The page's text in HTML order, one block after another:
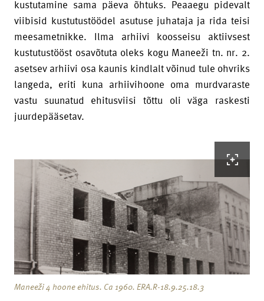
kustutamine sama päeva õhtuks. Peaaegu pidevalt
viibisid kustutustöödel asutuse juhataja ja rida teisi
meesametnikke. Ilma arhiivi koosseisu aktiivsest
kustutustööst osavõtuta oleks kogu Maneeži tn. nr. 2.
asetsev arhiivi osa kaunis kindlalt võinud tule ohvriks
langeda, eriti kuna arhiivihoone oma murdvaraste
vastu suunatud ehitusviisi tõttu oli väga raskesti
juurdepääsetav.
Maneeži 4 hoone ehitus. Ca 1960. ERA.R-18.9.25.18.3